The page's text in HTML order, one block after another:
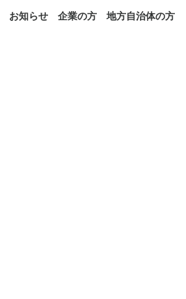
お知らせ 企業の方 地方自治体の方